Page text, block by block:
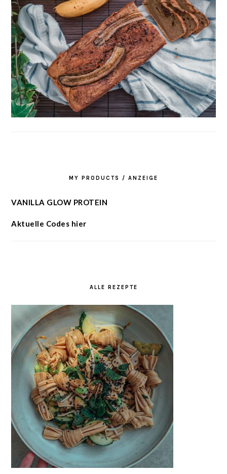
MY PRODUCTS / ANZEIGE
VANILLA GLOW PROTEIN
Aktuelle Codes hier
ALLE REZEPTE